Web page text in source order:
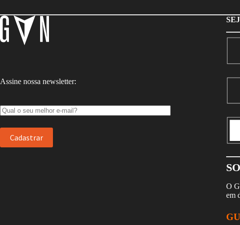
Assine nossa newsletter:
O
em